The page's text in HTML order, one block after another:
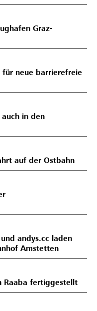
Graz-
neue barrierefreie
auch in den
auf der Ostbahn
andys.cc laden
Amstetten
Raaba fertiggestellt